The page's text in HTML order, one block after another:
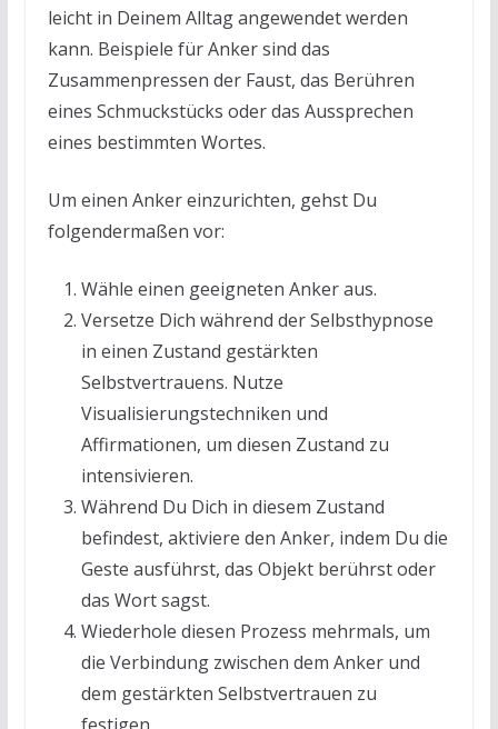
leicht in Deinem Alltag angewendet werden
kann. Beispiele für Anker sind das
Zusammenpressen der Faust, das Berühren
eines Schmuckstücks oder das Aussprechen
eines bestimmten Wortes.
Um einen Anker einzurichten, gehst Du
folgendermaßen vor:
Wähle einen geeigneten Anker aus.
Versetze Dich während der Selbsthypnose
in einen Zustand gestärkten
Selbstvertrauens. Nutze
Visualisierungstechniken und
Affirmationen, um diesen Zustand zu
intensivieren.
Während Du Dich in diesem Zustand
befindest, aktiviere den Anker, indem Du die
Geste ausführst, das Objekt berührst oder
das Wort sagst.
Wiederhole diesen Prozess mehrmals, um
die Verbindung zwischen dem Anker und
dem gestärkten Selbstvertrauen zu